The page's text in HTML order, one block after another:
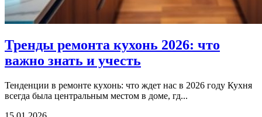
Тренды ремонта кухонь 2026: что
важно знать и учесть
Тенденции в ремонте кухонь: что ждет нас в 2026 году Кухня
всегда была центральным местом в доме, гд...